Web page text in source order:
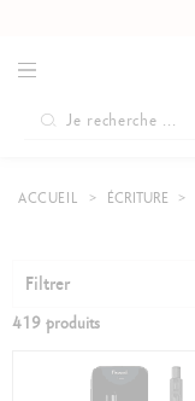
ACCUEIL ÉCRITURE
Filtrer
419 produits